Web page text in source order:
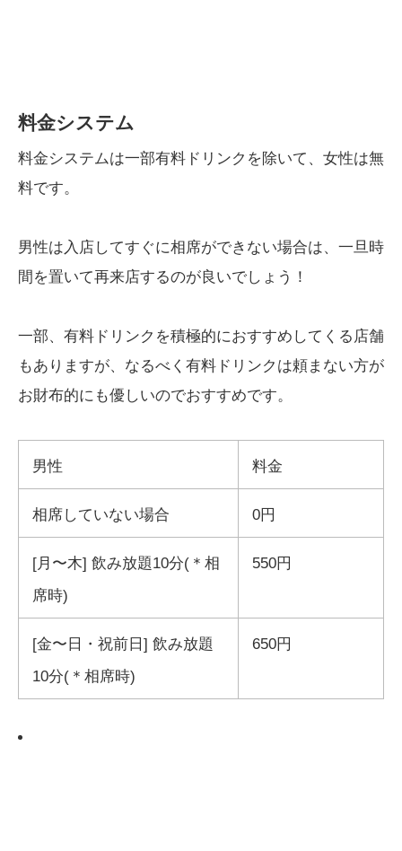
料金システム
料金システムは一部有料ドリンクを除いて、女性は無
料です。
男性は入店してすぐに相席ができない場合は、一旦時
間を置いて再来店するのが良いでしょう！
一部、有料ドリンクを積極的におすすめしてくる店舗
もありますが、なるべく有料ドリンクは頼まない方が
お財布的にも優しいのでおすすめです。
男性 料金
相席していない場合 0円
[月〜木] 飲み放題10分(＊相
席時)
550円
[金〜日・祝前日] 飲み放題
10分(＊相席時)
650円